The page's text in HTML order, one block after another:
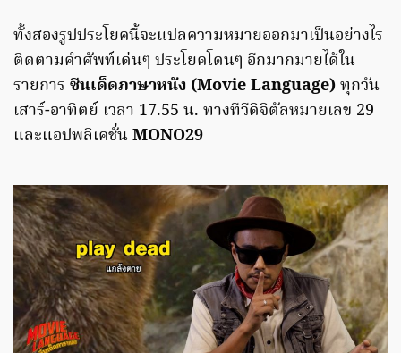
ทั้งสองรูปประโยคนี้จะแปลความหมายออกมาเป็นอย่างไร
ติดตามคำศัพท์เด่นๆ ประโยคโดนๆ อีกมากมายได้ใน
รายการ ซีนเด็ดภาษาหนัง (Movie Language)ทุกวัน
เสาร์-อาทิตย์ เวลา 17.55 น. ทางทีวีดิจิตัลหมายเลข 29
และแอปพลิเคชั่นMONO29